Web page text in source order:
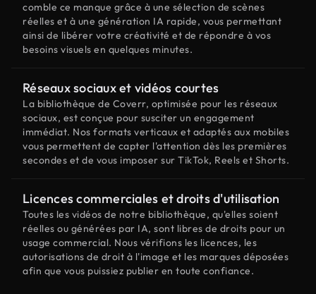
comble ce manque grâce à une sélection de scènes
réelles et à une génération IA rapide, vous permettant
ainsi de libérer votre créativité et de répondre à vos
besoins visuels en quelques minutes.
Réseaux sociaux et vidéos courtes
La bibliothèque de Coverr, optimisée pour les réseaux
sociaux, est conçue pour susciter un engagement
immédiat. Nos formats verticaux et adaptés aux mobiles
vous permettent de capter l'attention dès les premières
secondes et de vous imposer sur TikTok, Reels et Shorts.
Licences commerciales et droits d'utilisation
Toutes les vidéos de notre bibliothèque, qu'elles soient
réelles ou générées par IA, sont libres de droits pour un
usage commercial. Nous vérifions les licences, les
autorisations de droit à l'image et les marques déposées
afin que vous puissiez publier en toute confiance.